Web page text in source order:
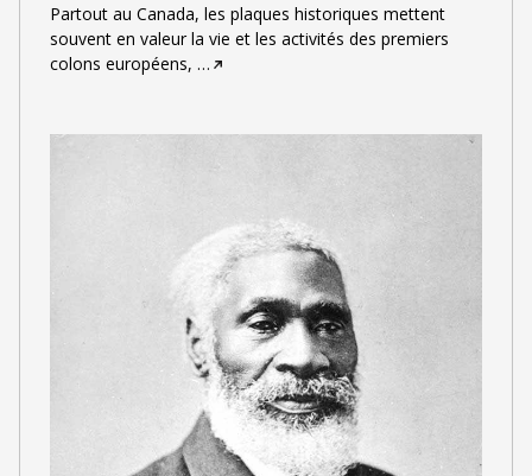
Partout au Canada, les plaques historiques mettent
souvent en valeur la vie et les activités des premiers
colons européens, …